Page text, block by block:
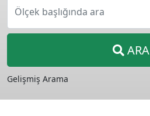
Ölçek başlığında ara
ARA
Gelişmiş Arama